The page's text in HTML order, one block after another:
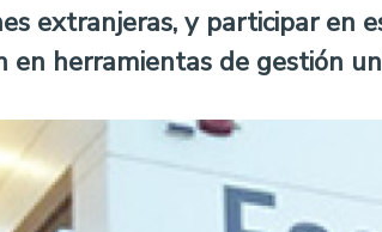
extranjeras, y participar en
en herramientas de gestión